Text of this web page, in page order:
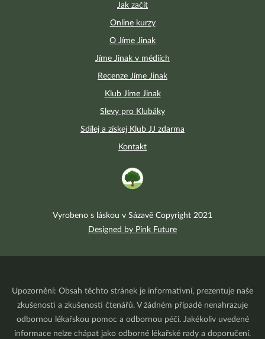
Jak začít
Online kurzy
O Jíme Jinak
Jíme Jinak v médiích
Recenze Jíme Jinak
Klub Jíme Jinak
Slevy pro Klubáky
Sdílej a získej Klub JJ zdarma
Kontakt
Vyrobeno s láskou v Sázavě Copyright 2021
Designed by Pink Future
Upozornění: Obsah těchto stránek je informativní, prezentuje naše
zkušenosti a zkušenosti čtenářů. V žádném případě nenahrazuje
odbornou lékařskou pomoc a odbornou péči. Jakékoliv uvedené
informace nelze chápat jako odborné lékařské rady a doporučení.